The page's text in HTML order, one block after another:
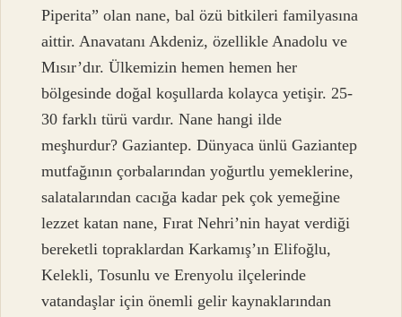
Piperita” olan nane, bal özü bitkileri familyasına
aittir. Anavatanı Akdeniz, özellikle Anadolu ve
Mısır’dır. Ülkemizin hemen hemen her
bölgesinde doğal koşullarda kolayca yetişir. 25-
30 farklı türü vardır. Nane hangi ilde
meşhurdur? Gaziantep. Dünyaca ünlü Gaziantep
mutfağının çorbalarından yoğurtlu yemeklerine,
salatalarından cacığa kadar pek çok yemeğine
lezzet katan nane, Fırat Nehri’nin hayat verdiği
bereketli topraklardan Karkamış’ın Elifoğlu,
Kelekli, Tosunlu ve Erenyolu ilçelerinde
vatandaşlar için önemli gelir kaynaklarından